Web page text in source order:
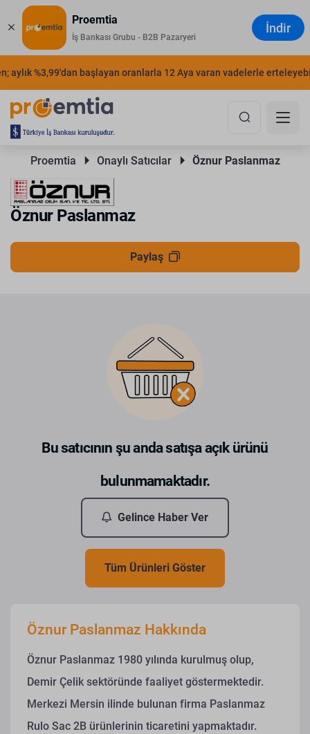
Proemtia
İş Bankası Grubu - B2B Pazaryeri
İndir
aylık %3,99'dan başlayan oranlarla 12 Aya varan vadelerle
Proemtia Onaylı Satıcılar Öznur Paslanmaz
Öznur Paslanmaz
Paylaş
Bu satıcının şu anda satışa açık ürünü
bulunmamaktadır.
Gelince Haber Ver
Tüm Ürünleri Göster
Öznur Paslanmaz Hakkında
Öznur Paslanmaz 1980 yılında kurulmuş olup,
Demir Çelik sektöründe faaliyet göstermektedir.
Merkezi Mersin ilinde bulunan firma Paslanmaz
Rulo Sac 2B ürünlerinin ticaretini yapmaktadır.